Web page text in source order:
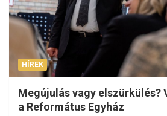
HÍREK
Megújulás vagy elszürkülés?
a Református Egyház